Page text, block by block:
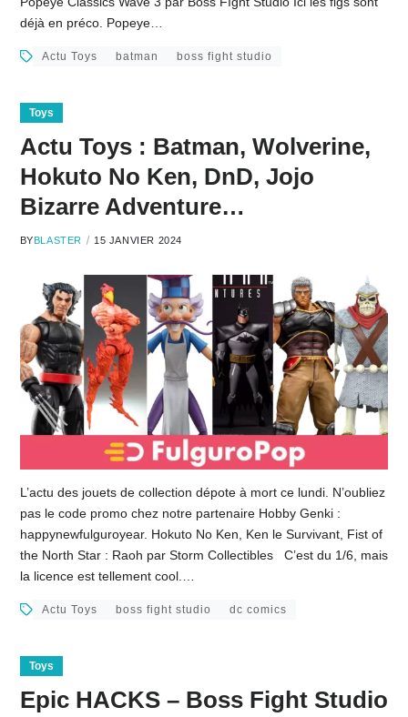
déjà en préco. Popeye…
Actu Toys batman boss fight studio
Toys
Actu Toys : Batman, Wolverine,
Hokuto No Ken, DnD, Jojo
Bizarre Adventure…
BY BLASTER 15 JANVIER 2024
L’actu des jouets de collection dépote à mort ce lundi. N’oubliez
pas le code promo chez notre partenaire Hobby Genki :
happynewfulguroyear. Hokuto No Ken, Ken le Survivant, Fist of
the North Star : Raoh par Storm Collectibles C’est du 1/6, mais
la licence est tellement cool.…
Actu Toys boss fight studio dc comics
Toys
Epic HACKS – Boss Fight Studio